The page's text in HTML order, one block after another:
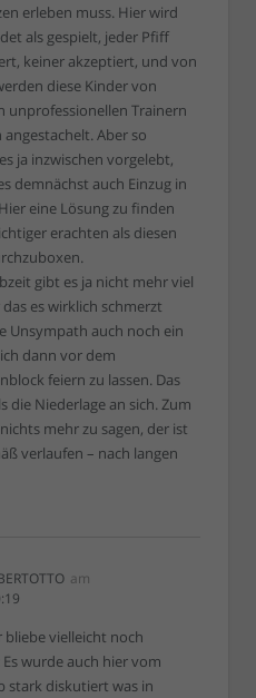
erleben muss. Hier wird
als gespielt, jeder Pfiff
keiner akzeptiert, und von
diese Kinder von
unprofessionellen Trainern
Aber so
ja inzwischen vorgelebt,
demnächst auch Einzug in
eine Lösung zu finden
erachten als diesen
gibt es ja nicht mehr viel
es wirklich schmerzt
Unsympath auch noch ein
dann vor dem
feiern zu lassen. Das
die Niederlage an sich. Zum
mehr zu sagen, der ist
verlaufen – nach langen
am
bliebe vielleicht noch
wurde auch hier vom
stark diskutiert was in